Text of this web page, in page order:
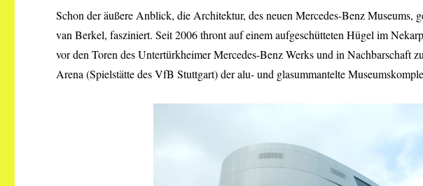
Schon der äußere Anblick, die Architektur, des neuen Mercedes-Benz Museums,
van Berkel, fasziniert. Seit 2006 thront auf einem aufgeschütteten Hügel im
vor den Toren des Untertürkheimer Mercedes-Benz Werks und in Nachbarschaft
Arena (Spielstätte des VfB Stuttgart) der alu- und glasummantelte